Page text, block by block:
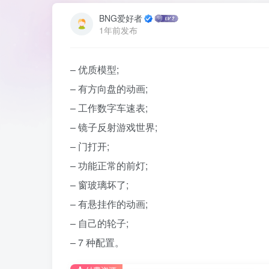
BNG爱好者
1年前发布
– 优质模型;
– 有方向盘的动画;
– 工作数字车速表;
– 镜子反射游戏世界;
– 门打开;
– 功能正常的前灯;
– 窗玻璃坏了;
– 有悬挂作的动画;
– 自己的轮子;
– 7 种配置。